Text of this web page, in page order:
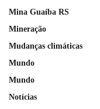
Mina Guaíba RS
Mineração
Mudanças climáticas
Mundo
Mundo
Notícias